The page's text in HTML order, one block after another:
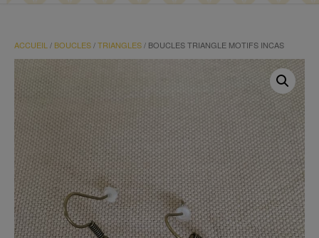
ACCUEIL / BOUCLES/TRIANGLES/ BOUCLES TRIANGLE MOTIFS INCAS